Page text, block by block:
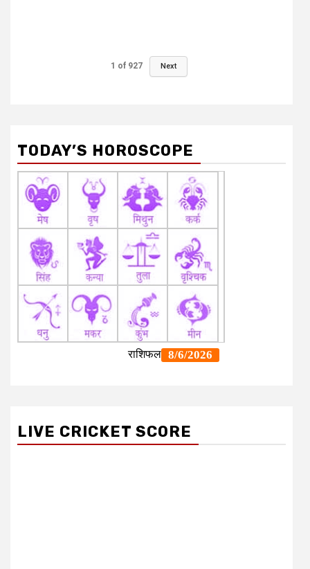
1 of 927 Next
TODAY’S HOROSCOPE
LIVE CRICKET SCORE